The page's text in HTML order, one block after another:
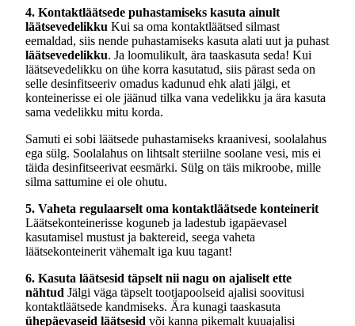
4. Kontaktläätsede puhastamiseks kasuta ainult
läätsevedelikku Kui sa oma kontaktläätsed silmast
eemaldad, siis nende puhastamiseks kasuta alati uut ja puhast
läätsevedelikku. Ja loomulikult, ära taaskasuta seda! Kui
läätsevedelikku on ühe korra kasutatud, siis pärast seda on
selle desinfitseeriv omadus kadunud ehk alati jälgi, et
konteinerisse ei ole jäänud tilka vana vedelikku ja ära kasuta
sama vedelikku mitu korda.
Samuti ei sobi läätsede puhastamiseks kraanivesi, soolalahus
ega sülg. Soolalahus on lihtsalt steriilne soolane vesi, mis ei
täida desinfitseerivat eesmärki. Sülg on täis mikroobe, mille
silma sattumine ei ole ohutu.
5. Vaheta regulaarselt oma kontaktläätsede konteinerit
Läätsekonteinerisse koguneb ja ladestub igapäevasel
kasutamisel mustust ja baktereid, seega vaheta
läätsekonteinerit vähemalt iga kuu tagant!
6. Kasuta läätsesid täpselt nii nagu on ajaliselt ette
nähtud Jälgi väga täpselt tootjapoolseid ajalisi soovitusi
kontaktläätsede kandmiseks. Ära kunagi taaskasuta
ühepäevaseid läätsesid või kanna pikemalt kuuajalisi